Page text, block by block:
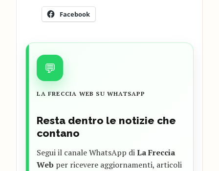
Facebook
💬
LA FRECCIA WEB SU WHATSAPP
Resta dentro le notizie che
contano
Segui il canale WhatsApp diLa Freccia
Web per ricevere aggiornamenti, articoli